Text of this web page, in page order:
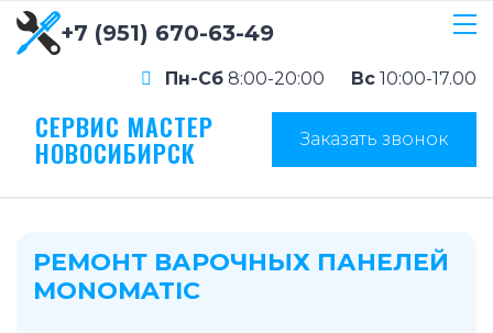
+7 (951) 670-63-49
Пн-Сб 8:00-20:00 Вс 10:00-17.00
СЕРВИС МАСТЕР
НОВОСИБИРСК Заказать звонок
РЕМОНТ ВАРОЧНЫХ ПАНЕЛЕЙ
MONOMATIC